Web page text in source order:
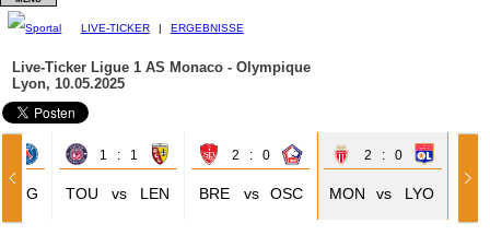
LIVE-TICKER | ERGEBNISSE
Live-Ticker Ligue 1 AS Monaco - Olympique
Lyon, 10.05.2025
PSG
1 : 1
TOU vs LEN
2 : 0
BRE vs OSC
2 : 0
MON vs LYO